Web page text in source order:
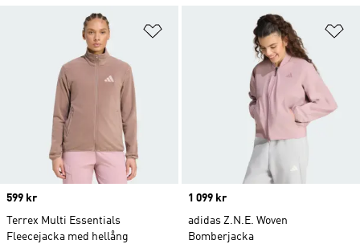
Lägg till på önskelistan
Price
599 kr
Terrex Multi Essentials
Fleecejacka med hellång
Price
1 099 kr
adidas Z.N.E. Woven
Bomberjacka